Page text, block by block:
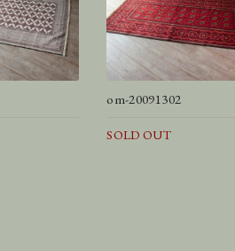
om-20091302
SOLD OUT